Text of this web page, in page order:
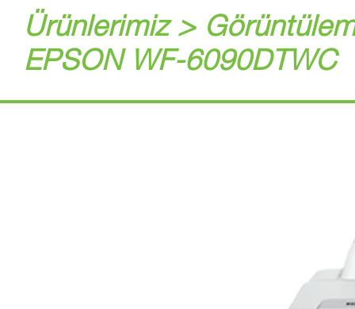
Ürünlerimiz >
EPSON WF-6090DTWC